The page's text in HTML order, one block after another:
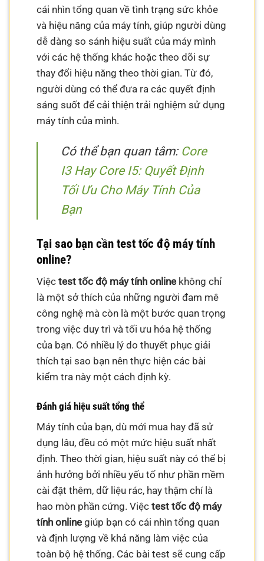
cái nhìn tổng quan về tình trạng sức khỏe
và hiệu năng của máy tính, giúp người dùng
dễ dàng so sánh hiệu suất của máy mình
với các hệ thống khác hoặc theo dõi sự
thay đổi hiệu năng theo thời gian. Từ đó,
người dùng có thể đưa ra các quyết định
sáng suốt để cải thiện trải nghiệm sử dụng
máy tính của mình.
Có thể bạn quan tâm: Core
I3 Hay Core I5: Quyết Định
Tối Ưu Cho Máy Tính Của
Bạn
Tại sao bạn cần test tốc độ máy tính
online?
Việctest tốc độ máy tính online không chỉ
là một sở thích của những người đam mê
công nghệ mà còn là một bước quan trọng
trong việc duy trì và tối ưu hóa hệ thống
của bạn. Có nhiều lý do thuyết phục giải
thích tại sao bạn nên thực hiện các bài
kiểm tra này một cách định kỳ.
Đánh giá hiệu suất tổng thể
Máy tính của bạn, dù mới mua hay đã sử
dụng lâu, đều có một mức hiệu suất nhất
định. Theo thời gian, hiệu suất này có thể bị
ảnh hưởng bởi nhiều yếu tố như phần mềm
cài đặt thêm, dữ liệu rác, hay thậm chí là
hao mòn phần cứng. Việctest tốc độ máy
tính online giúp bạn có cái nhìn tổng quan
và định lượng về khả năng làm việc của
toàn bộ hệ thống. Các bài test sẽ cung cấp